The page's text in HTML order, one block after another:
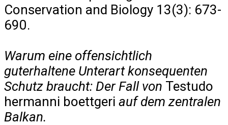
Conservation and Biology 13(3): 673-
690.
Warum eine offensichtlich
guterhaltene Unterart konsequenten
Schutz braucht: Der Fall von Testudo
hermanni boettgeri auf dem zentralen
Balkan.